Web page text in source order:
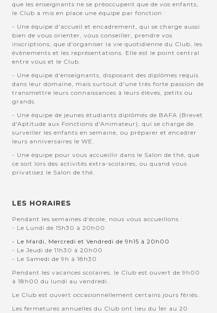
que les enseignants ne se préoccupent que de vos enfants,
le Club a mis en place une équipe par fonction :
- Une équipe d'accueil et encadrement, qui se charge aussi
bien de vous orienter, vous conseiller, prendre vos
inscriptions, que d'organiser la vie quotidienne du Club, les
évènements et les représentations. Elle est le point central
entre vous et le Club.
- Une équipe d'enseignants, disposant des diplômes requis
dans leur domaine, mais surtout d'une très forte passion de
transmettre leurs connaissances à leurs élèves, petits ou
grands.
- Une équipe de jeunes étudiants diplômés de BAFA (Brevet
d'Aptitude aux Fonctions d'Animateur); qui se charge de
surveiller les enfants en semaine, ou préparer et encadrer
leurs anniversaires le WE.
- Une équipe pour vous accueillir dans le Salon de thé, que
ce soit lors des activités extra-scolaires, ou quand vous
privatisez le Salon de thé.
LES HORAIRES
Pendant les semaines d'école, nous vous accueillons :
- Le Lundi de 15h30 à 20h00
- Le Mardi, Mercredi et Vendredi de 9h15 à 20h00
- Le Jeudi de 11h30 à 20h00
- Le Samedi de 9h à 18h30
Pendant les vacances scolaires, le Club est ouvert de 9h00
à 18h00 du lundi au vendredi.
Le Club est ouvert occasionnellement certains jours fériés.
Les fermetures annuelles du Club ont lieu du 1er au 20